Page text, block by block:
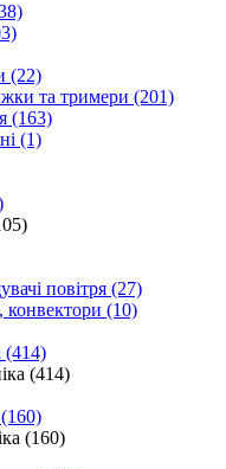
(22)
та тримери (201)
(163)
(1)
повітря (27)
конвектори (10)
(414)
(414)
(160)